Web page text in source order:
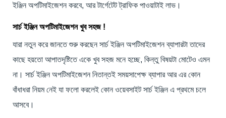
ইঞ্জিন অপটিমাইজেশন করবে, আর টার্গেটেট ট্রাফিক পাওয়াটাই লাভ।
সার্চ ইঞ্জিন অপটিমাইজেশন খুব সহজ !
যারা নতুন করে জানতে শুরু করছেন সার্চ ইঞ্জিন অপটিমাইজেশন ব্যাপারটা তাদের
কাছে হয়তো আপাতদৃষ্টিতে একে খুব সহজ মনে হচ্ছে, কিন্তু বিষয়টা মোটেও এমন
না। সার্চ ইঞ্জিন অপটিমাইজেশন নিতান্তই সময়সাপেক্ষ ব্যাপার আর এর কোন
বাঁধাধরা নিয়ম নেই যা ফলো করলেই কোন ওয়েবসাইট সার্চ ইঞ্জিন এ প্রথমে চলে
আসবে।